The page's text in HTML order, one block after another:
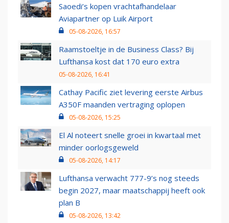
Saoedi’s kopen vrachtafhandelaar
Aviapartner op Luik Airport
05-08-2026, 16:57
Raamstoeltje in de Business Class? Bij
Lufthansa kost dat 170 euro extra
05-08-2026, 16:41
Cathay Pacific ziet levering eerste Airbus
A350F maanden vertraging oplopen
05-08-2026, 15:25
El Al noteert snelle groei in kwartaal met
minder oorlogsgeweld
05-08-2026, 14:17
Lufthansa verwacht 777-9’s nog steeds
begin 2027, maar maatschappij heeft ook
plan B
05-08-2026, 13:42